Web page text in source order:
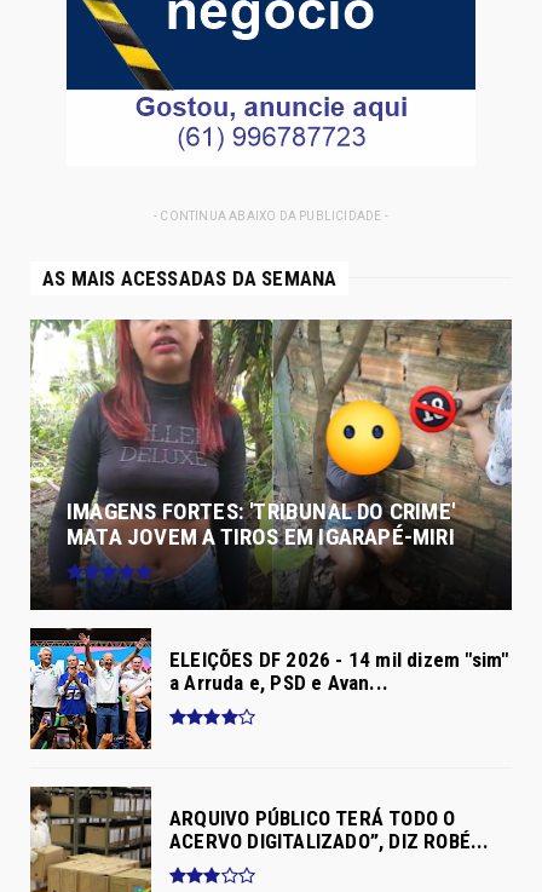
- CONTINUA ABAIXO DA PUBLICIDADE -
AS MAIS ACESSADAS DA SEMANA
IMAGENS FORTES: 'TRIBUNAL DO CRIME'
MATA JOVEM A TIROS EM IGARAPÉ-MIRI
ELEIÇÕES DF 2026 - 14 mil dizem "sim"
a Arruda e, PSD e Avan...
ARQUIVO PÚBLICO TERÁ TODO O
ACERVO DIGITALIZADO”, DIZ ROBÉ...